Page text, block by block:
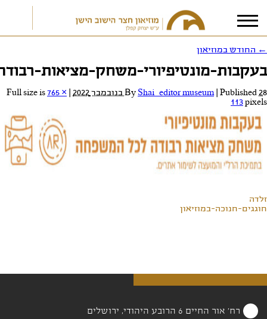
אני מאשר/ת אתתנאי הפרטיות
← החודש במוזיאון
בעקבות-מונטיפיורי-משחק-מציאות-
By Shai_editor museum Published28 בנובמבר 2022
765 ×
113pixels
זלדה
חוגגים-חנוכה-במוזיאון
רח' אור החיים 6 הרובע היהודי, ירושלים